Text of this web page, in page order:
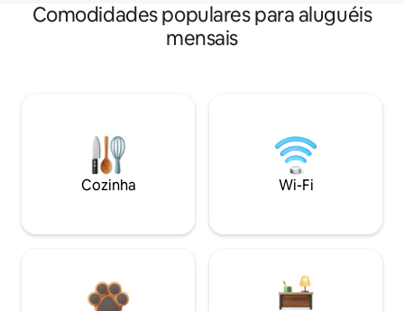
Comodidades populares para aluguéis
mensais
Cozinha Wi-Fi